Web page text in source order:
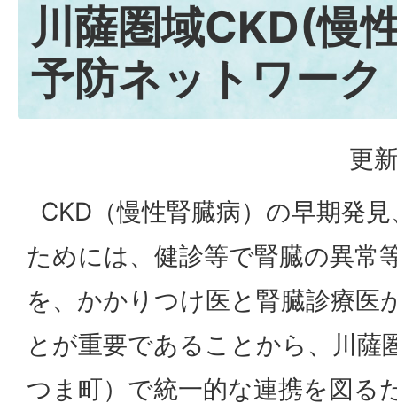
川薩圏域CKD(慢
予防ネットワーク
更
CKD（慢性腎臓病）の早期発
ためには、健診等で腎臓の異常
を、かかりつけ医と腎臓診療医
とが重要であることから、川薩
つま町）で統一的な連携を図る